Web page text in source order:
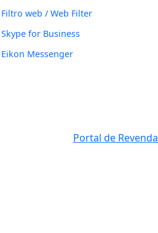
Filtro web / Web Filter
Skype for Business
Eikon Messenger
Portal de